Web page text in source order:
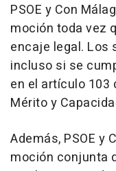
PSOE y Con
moción toda vez
encaje legal. Los
incluso si se
en el artículo 103
Mérito y
Además, PSOE y
moción conjunta